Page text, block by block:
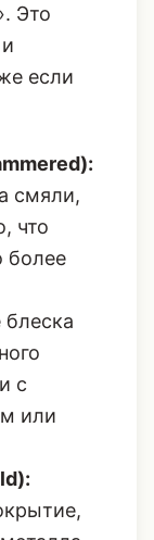
Это
если
смяли,
что
более
блеска
с
или